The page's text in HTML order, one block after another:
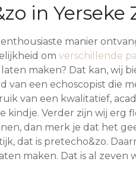
in Yerseke
manier
om verschillende
maken? Dat kan, wij
een echoscopist die
van een kwalitatief,
Verder zijn wij erg
dan merk je dat het
dat is pretecho&zo.
maken. Dat is al zeven